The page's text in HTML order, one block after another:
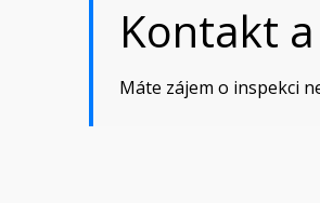
Kontakt
Máte zájem o inspekci